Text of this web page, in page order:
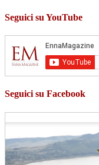
Seguici su YouTube
Seguici su Facebook